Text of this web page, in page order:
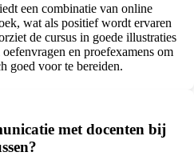
een combinatie van online
wat als positief wordt ervaren
de cursus in goede illustraties
en proefexamens om
goed voor te bereiden.
met docenten bij